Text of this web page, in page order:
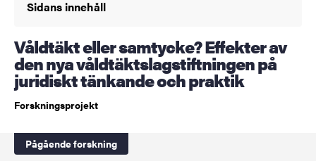
Sidans innehåll
Våldtäkt eller samtycke? Effekter av
den nya våldtäktslagstiftningen på
juridiskt tänkande och praktik
Forskningsprojekt
Pågående forskning